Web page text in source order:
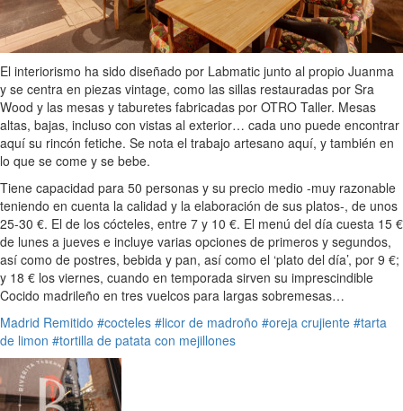
El interiorismo ha sido diseñado por Labmatic junto al propio Juanma
y se centra en piezas vintage, como las sillas restauradas por Sra
Wood y las mesas y taburetes fabricadas por OTRO Taller. Mesas
altas, bajas, incluso con vistas al exterior… cada uno puede encontrar
aquí su rincón fetiche. Se nota el trabajo artesano aquí, y también en
lo que se come y se bebe.
Tiene capacidad para 50 personas y su precio medio -muy razonable
teniendo en cuenta la calidad y la elaboración de sus platos-, de unos
25-30 €. El de los cócteles, entre 7 y 10 €. El menú del día cuesta 15 €
de lunes a jueves e incluye varias opciones de primeros y segundos,
así como de postres, bebida y pan, así como el ‘plato del día’, por 9 €;
y 18 € los viernes, cuando en temporada sirven su imprescindible
Cocido madrileño en tres vuelcos para largas sobremesas…
Madrid Remitido #cocteles #licor de madroño #oreja crujiente #tarta
de limon #tortilla de patata con mejillones